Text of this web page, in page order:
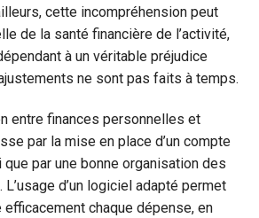
cette incompréhension peut
de la santé financière de l’activité,
à un véritable préjudice
ne sont pas faits à temps.
entre finances personnelles et
par la mise en place d’un compte
que par une bonne organisation des
d’un logiciel adapté permet
chaque dépense, en